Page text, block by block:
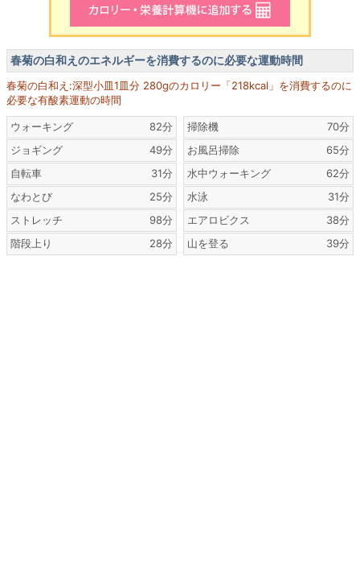
春菊の白和えのエネルギーを消費するのに必要な運動時間
春菊の白和え:深型小皿1皿分 280gのカロリー「218kcal」を消費するのに
必要な有酸素運動の時間
ウォーキング
82分
ジョギング
49分
自転車
31分
なわとび
25分
ストレッチ
98分
階段上り
28分
掃除機
70分
お風呂掃除
65分
水中ウォーキング
62分
水泳
31分
エアロビクス
38分
山を登る
39分